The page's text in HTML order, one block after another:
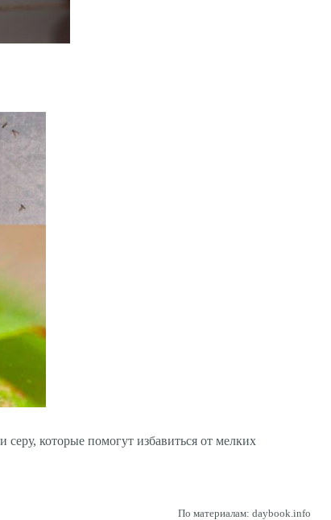
которые помогут избавиться от мелких
По материалам: daybook.info